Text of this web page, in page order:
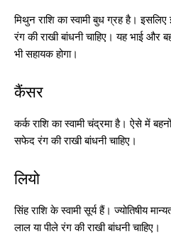
मिथुन राशि का स्वामी बुध ग्रह है।
रंग की राखी बांधनी चाहिए। यह भाई और
भी सहायक होगा।
कैंसर
कर्क राशि का स्वामी चंद्रमा है। ऐसे में
सफेद रंग की राखी बांधनी चाहिए।
लियो
सिंह राशि के स्वामी सूर्य हैं। ज्योतिषीय
लाल या पीले रंग की राखी बांधनी चाहिए।